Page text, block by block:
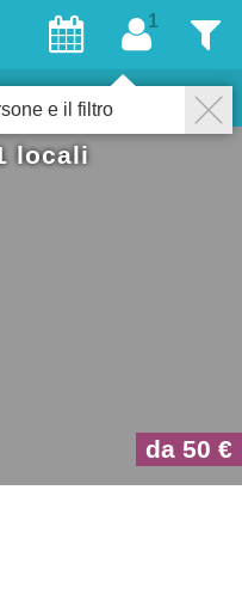
Filtro
e il filtro
locali
da 50